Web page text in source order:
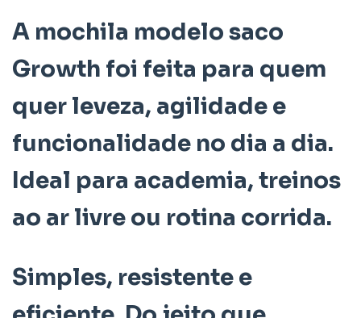
A mochila modelo saco
Growth foi feita para quem
quer leveza, agilidade e
funcionalidade no dia a dia.
Ideal para academia, treinos
ao ar livre ou rotina corrida.
Simples, resistente e